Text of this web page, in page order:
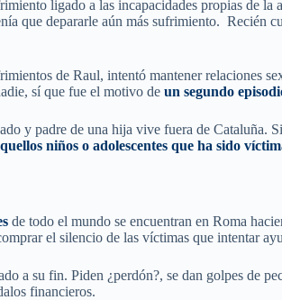
ligado a las incapacidades propias de
que depararle aún más sufrimiento. Recién
de Raul, intentó mantener relaciones
sí que fue el motivo de un segundo
y padre de una hija vive fuera de Cataluña.
niños o adolescentes que ha sido
de todo el mundo se encuentran en Roma
el silencio de las víctimas que intentar
a su fin. Piden ¿perdón?, se dan golpes de
financieros.